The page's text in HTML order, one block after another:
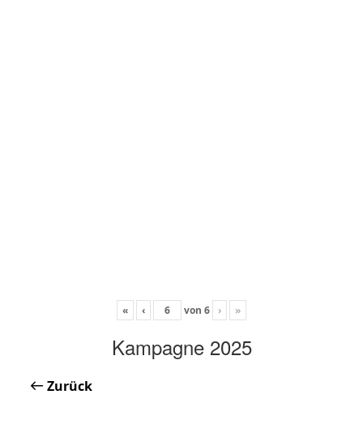
« ‹ von 6 › »
Kampagne 2025
Zurück